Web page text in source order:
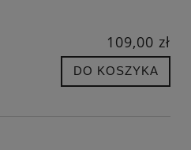
109,00 zł
DO KOSZYKA